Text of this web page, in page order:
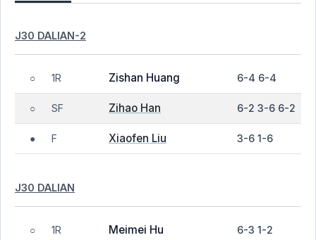
J30 DALIAN-2
○ 1R Zishan Huang 6-4 6-4
○ SF Zihao Han 6-2 3-6 6-2
● F Xiaofen Liu 3-6 1-6
J30 DALIAN
○ 1R Meimei Hu 6-3 1-2